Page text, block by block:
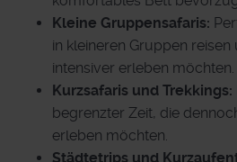
Kleine Gruppensafaris:
in kleineren Gruppen
intensiver erleben möchten.
Kurzsafaris und Trekkings:
begrenzter Zeit, die
erleben möchten.
Städtetrips und